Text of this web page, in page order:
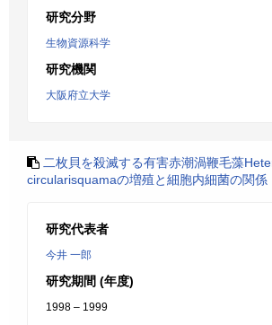
研究分野
生物資源科学
研究機関
大阪府立大学
二枚貝を殺滅する有害赤潮渦鞭毛藻
circularisquamaの増殖と細胞内細菌の関係
研究代表者
今井 一郎
研究期間 (年度)
1998 – 1999